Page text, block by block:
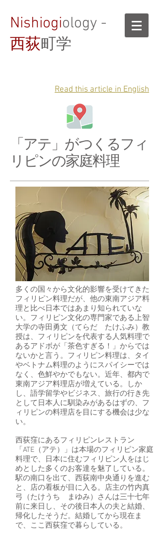
Nishiogiology -
西荻町学
Read this article in English
「アテ」がつくるフィ
リピンの家庭料理
多くの国々から文化的影響を受けてきた
フィリピン料理だが、他の東南アジア料
理と比べ日本ではあまり知られていな
い。フィリピン文化の専門家である上智
大学の寺田勇文（てらだ たけふみ）教
授は、フィリピンを代表する人気料理で
あるアドボが「茶色すぎる！」からでは
ないかと言う。フィリピン料理は、タイ
やベトナム料理のようにスパイシーでは
なく、色鮮やかでもない。近年、都内で
東南アジア料理店が増えている。しか
し、語学留学やビジネス、旅行の行き先
として日本人に馴染みがあるはずの、フ
ィリピンの料理店を目にする機会は少な
い。
西荻窪にあるフィリピンレストラン
「ATE（アテ）」は本場のフィリピン家庭
料理で、日本に住むフィリピン人をはじ
めとした多くのお客達を魅了している。
駅の南口を出て、西荻南中央通りを進む
と、店の看板が目に入る。店主の竹内真
弓（たけうち まゆみ）さんは三十七年
前に来日し、その後日本人の夫と結婚、
帰化したそうだ。結婚してから現在ま
で、ここ西荻窪で暮らしている。